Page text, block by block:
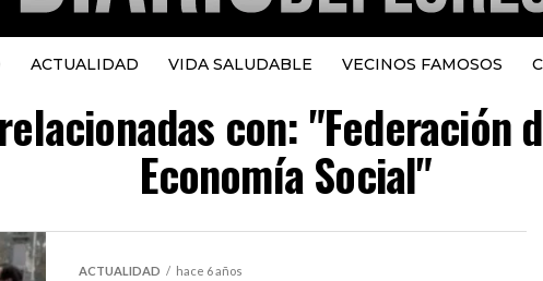
ACTUALIDAD VIDA SALUDABLE VECINOS FAMOSOS
con: "Federación
Economía Social"
ACTUALIDAD hace 6 años